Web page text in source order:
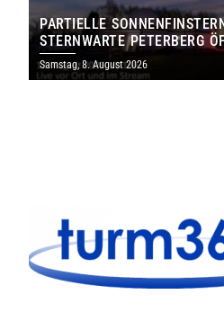
PARTIELLE
STERNWARTE PETERBERG
IHRE TORE
Samstag, 8. August 2026